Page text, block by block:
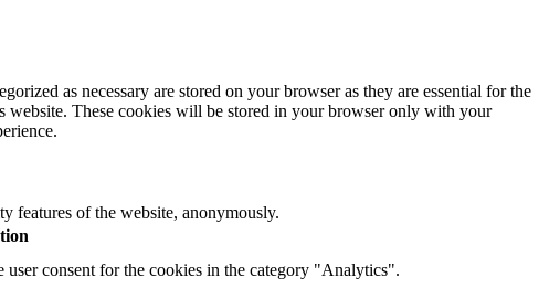
as necessary are stored on your browser as they are essential for the
website. These cookies will be stored in your browser only with your
features of the website, anonymously.
consent for the cookies in the category "Analytics".